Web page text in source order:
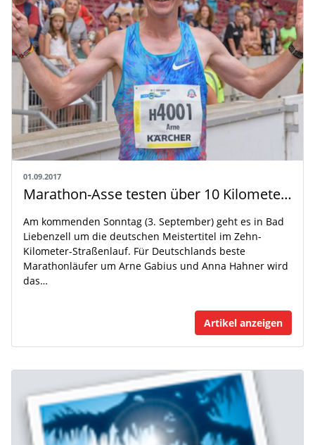
01.09.2017
Marathon-Asse testen über 10 Kilometer in Bad Liebenzell
Am kommenden Sonntag (3. September) geht es in Bad
Liebenzell um die deutschen Meistertitel im Zehn-
Kilometer-Straßenlauf. Für Deutschlands beste
Marathonläufer um Arne Gabius und Anna Hahner wird
das…
Artikel anzeigen